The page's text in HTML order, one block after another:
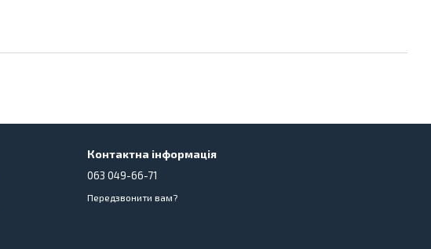
Контактна інформація
063 049-66-71
Передзвонити вам?